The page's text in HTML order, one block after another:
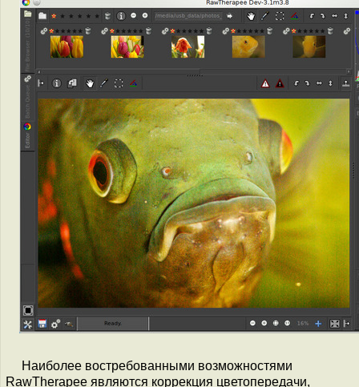
Наиболее востребованными возможностями
RawTherapee являются коррекция цветопередачи,